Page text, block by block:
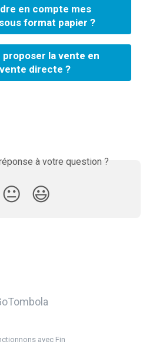
en compte mes
format papier ?
la vente en
directe ?
à votre question ?
😐 😃
avec Fin